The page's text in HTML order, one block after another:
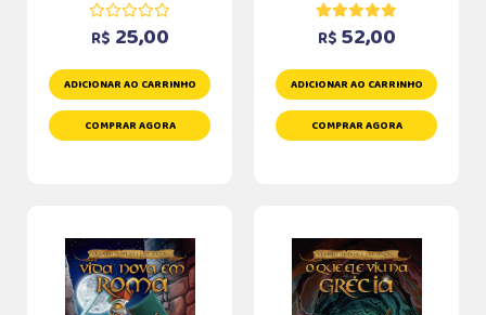
R$ 25,00
ADICIONAR AO CARRINHO
COMPRAR AGORA
R$ 52,00
ADICIONAR AO CARRINHO
COMPRAR AGORA